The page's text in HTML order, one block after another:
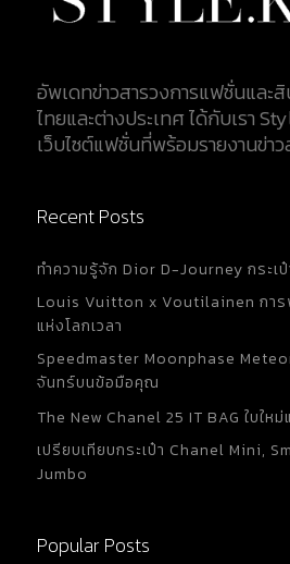
อัพเดทข่าวสารวงการแฟชั่นและ
ไทยและต่างประเทศ ได้กับเรา
เว็บไซต์แฟชั่นที่พร้อมรายงานข่
Recent Posts
ทำความรู้จัก Dior D-Journey กระเ
Louis Vuitton x Voutilainen การ
แห่งโลกเวลา
Speedmaster Moonphase
จันทร์บนข้อมือคุณ
The New Chanel 25 IT BAG ใบให
เปรียบเทียบกระเป๋า Chanel Mini,
Jumbo
Popular Posts